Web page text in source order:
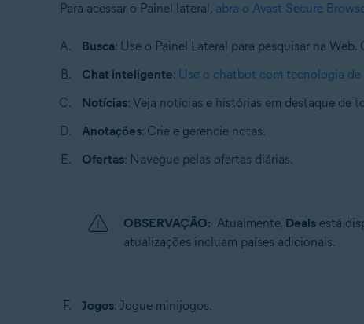
Para acessar o Painel lateral, abra o Avast Secure
Busca: Use o Painel Lateral para pesquisar na Web.
Chat inteligente: Use o chatbot com tecnologia de
Notícias: Veja notícias e histórias em destaque de
Anotações: Crie e gerencie notas.
Ofertas: Navegue pelas ofertas diárias.
OBSERVAÇÃO: Atualmente, Dealsestá
atualizações incluam países adicionais.
Jogos: Jogue minijogos.